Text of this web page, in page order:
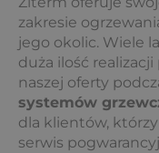
zakresie
jego okolic. Wiele
duża ilość
naszej oferty
systemów
dla klientów,
serwis